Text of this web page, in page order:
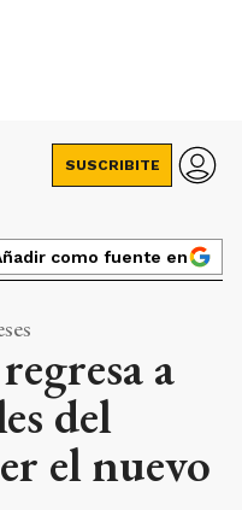
SUSCRIBITE
como fuente en
a
del
el nuevo